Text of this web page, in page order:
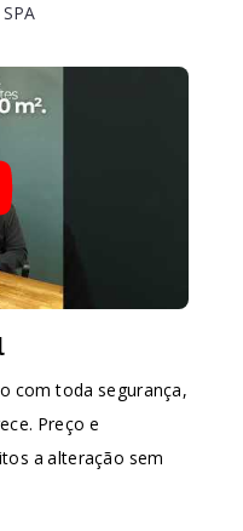
SPA
com toda segurança,
Preço e
a alteração sem